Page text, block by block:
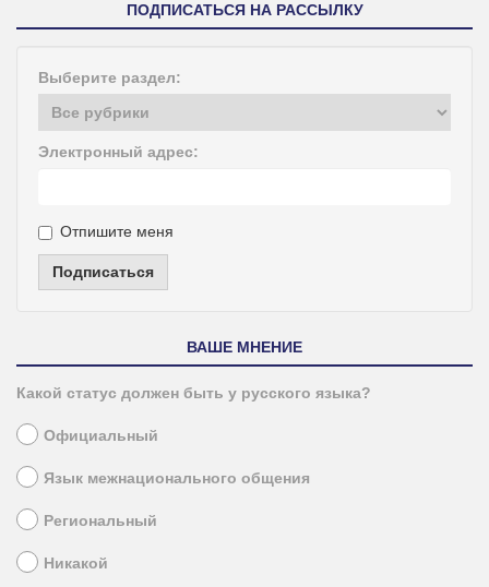
ПОДПИСАТЬСЯ НА РАССЫЛКУ
Выберите раздел:
Электронный адрес:
Отпишите меня
Подписаться
ВАШЕ МНЕНИЕ
Какой статус должен быть у русского языка?
Официальный
Язык межнационального общения
Региональный
Никакой